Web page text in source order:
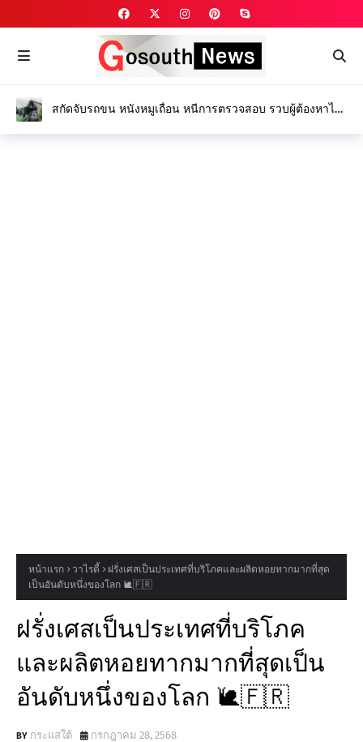
สกัดจับรถขน หนังหมูเถื่อน หนีการตรวจสอบ รวบผู้ต้องหาได้
หน้าแรก วาไรตี้
ฝรั่งเศสเป็นประเทศที่บริโภคและผลิตหอยทากมากที่สุด
เป็นอันดับหนึ่งของโลก 🐌🇫🇷
ฝรั่งเศสเป็นประเทศที่บริโภค
และผลิตหอยทากมากที่สุดเป็น
อันดับหนึ่งของโลก 🐌🇫🇷
กระแสใต้ กรกฎาคม 28, 2568